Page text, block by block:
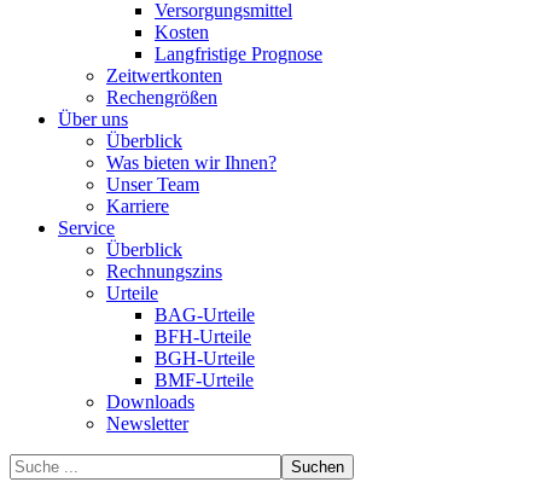
Versorgungsmittel
Kosten
Langfristige Prognose
Zeitwertkonten
Rechengrößen
Über uns
Überblick
Was bieten wir Ihnen?
Unser Team
Karriere
Service
Überblick
Rechnungszins
Urteile
BAG-Urteile
BFH-Urteile
BGH-Urteile
BMF-Urteile
Downloads
Newsletter
Suchen